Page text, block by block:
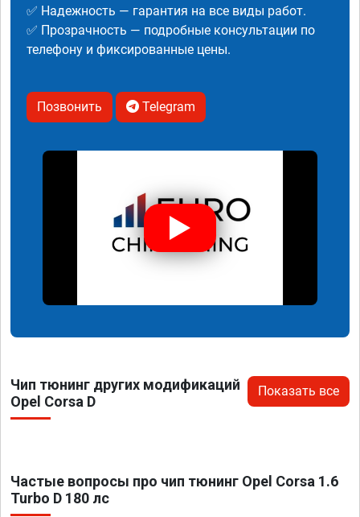
✅ Надежность — гарантия на все виды работ.
✅ Прозрачность — подробные консультации по
телефону и фиксированные цены.
Позвонить Telegram
Чип тюнинг других модификаций
Opel Corsa D
Показать все
Частые вопросы про чип тюнинг Opel Corsa 1.6
Turbo D 180 лс